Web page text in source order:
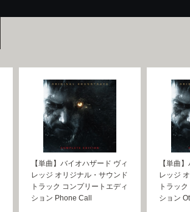
【単曲】バイオハザード ヴィ
レッジ オリジナル・サウンド
トラック コンプリートエディ
ション Phone Call
【単曲
レッジ
トラッ
ション